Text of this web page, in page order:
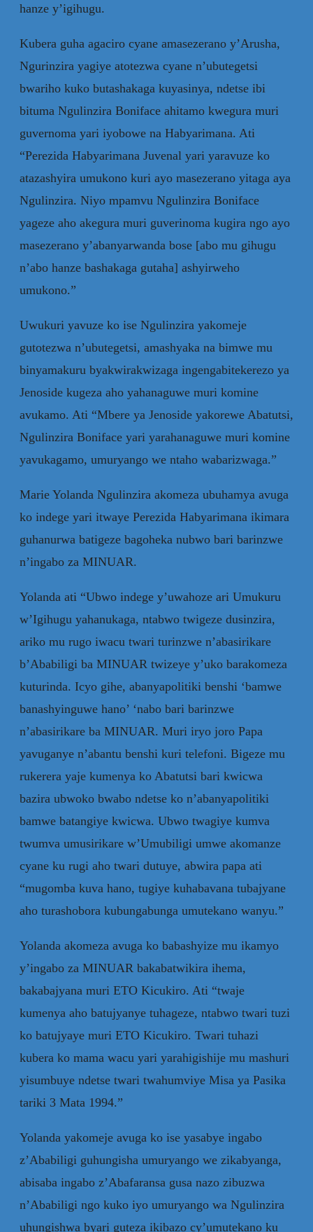
hanze y’igihugu.
Kubera guha agaciro cyane amasezerano y’Arusha,
Ngurinzira yagiye atotezwa cyane n’ubutegetsi
bwariho kuko butashakaga kuyasinya, ndetse ibi
bituma Ngulinzira Boniface ahitamo kwegura muri
guvernoma yari iyobowe na Habyarimana. Ati
“Perezida Habyarimana Juvenal yari yaravuze ko
atazashyira umukono kuri ayo masezerano yitaga aya
Ngulinzira. Niyo mpamvu Ngulinzira Boniface
yageze aho akegura muri guverinoma kugira ngo ayo
masezerano y’abanyarwanda bose [abo mu gihugu
n’abo hanze bashakaga gutaha] ashyirweho
umukono.”
Uwukuri yavuze ko ise Ngulinzira yakomeje
gutotezwa n’ubutegetsi, amashyaka na bimwe mu
binyamakuru byakwirakwizaga ingengabitekerezo ya
Jenoside kugeza aho yahanaguwe muri komine
avukamo. Ati “Mbere ya Jenoside yakorewe Abatutsi,
Ngulinzira Boniface yari yarahanaguwe muri komine
yavukagamo, umuryango we ntaho wabarizwaga.”
Marie Yolanda Ngulinzira akomeza ubuhamya avuga
ko indege yari itwaye Perezida Habyarimana ikimara
guhanurwa batigeze bagoheka nubwo bari barinzwe
n’ingabo za MINUAR.
Yolanda ati “Ubwo indege y’uwahoze ari Umukuru
w’Igihugu yahanukaga, ntabwo twigeze dusinzira,
ariko mu rugo iwacu twari turinzwe n’abasirikare
b’Ababiligi ba MINUAR twizeye y’uko barakomeza
kuturinda. Icyo gihe, abanyapolitiki benshi ‘bamwe
banashyinguwe hano’ ‘nabo bari barinzwe
n’abasirikare ba MINUAR. Muri iryo joro Papa
yavuganye n’abantu benshi kuri telefoni. Bigeze mu
rukerera yaje kumenya ko Abatutsi bari kwicwa
bazira ubwoko bwabo ndetse ko n’abanyapolitiki
bamwe batangiye kwicwa. Ubwo twagiye kumva
twumva umusirikare w’Umubiligi umwe akomanze
cyane ku rugi aho twari dutuye, abwira papa ati
“mugomba kuva hano, tugiye kuhabavana tubajyane
aho turashobora kubungabunga umutekano wanyu.”
Yolanda akomeza avuga ko babashyize mu ikamyo
y’ingabo za MINUAR bakabatwikira ihema,
bakabajyana muri ETO Kicukiro. Ati “twaje
kumenya aho batujyanye tuhageze, ntabwo twari tuzi
ko batujyaye muri ETO Kicukiro. Twari tuhazi
kubera ko mama wacu yari yarahigishije mu mashuri
yisumbuye ndetse twari twahumviye Misa ya Pasika
tariki 3 Mata 1994.”
Yolanda yakomeje avuga ko ise yasabye ingabo
z’Ababiligi guhungisha umuryango we zikabyanga,
abisaba ingabo z’Abafaransa gusa nazo zibuzwa
n’Ababiligi ngo kuko iyo umuryango wa Ngulinzira
uhungishwa byari guteza ikibazo cy’umutekano ku